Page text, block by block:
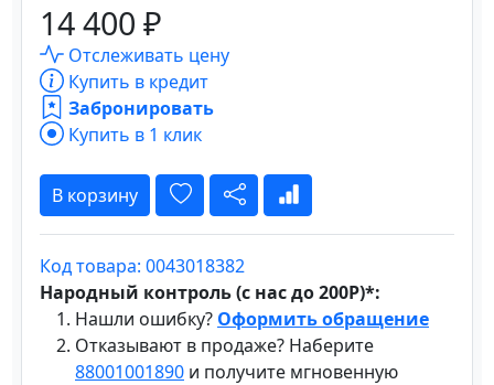
14 400 ₽
Отслеживать цену
Купить в кредит
Забронировать
Купить в 1 клик
В корзину
Код товара: 0043018382
Народный контроль (с нас до 200Р)*:
Нашли ошибку? Оформить обращение
Отказывают в продаже? Наберите
88001001890 и получите мгновенную